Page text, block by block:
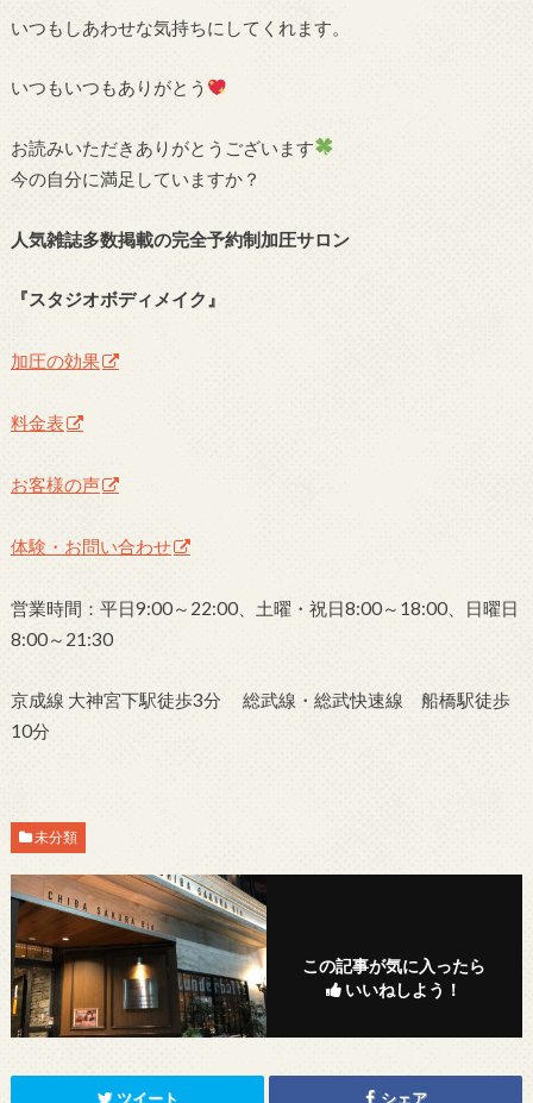
いつもしあわせな気持ちにしてくれます。
いつもいつもありがとう
お読みいただきありがとうございます
今の自分に満足していますか？
人気雑誌多数掲載の完全予約制加圧サロン
『スタジオボディメイク』
加圧の効果
料金表
お客様の声
体験・お問い合わせ
営業時間：平日9:00～22:00、土曜・祝日8:00～18:00、日曜日
8:00～21:30
京成線 大神宮下駅徒歩3分 総武線・総武快速線 船橋駅徒歩
10分
未分類
この記事が気に入ったら
いいねしよう！
ツイート シェア